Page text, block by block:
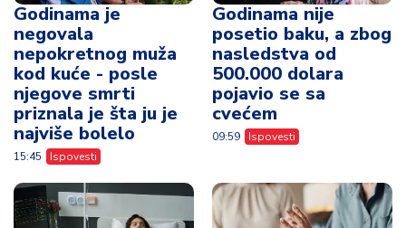
Godinama je
negovala
nepokretnog muža
kod kuće - posle
njegove smrti
priznala je šta ju je
najviše bolelo
15:45 Ispovesti
Godinama nije
posetio baku, a zbog
nasledstva od
500.000 dolara
pojavio se sa
cvećem
09:59 Ispovesti